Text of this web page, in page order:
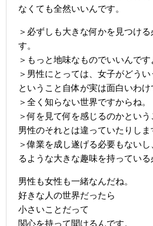
なくても全然いいんです。
＞必ずしも大きな何かを見つけ
す。
＞もっと地味なものでいいんです
＞男性にとっては、女子がどう
ということ自体が実は面白いわけ
＞全く知らない世界ですからね。
＞何を見て何を感じるのかという
男性のそれとは違っていたりしま
＞偉業を成し遂げる必要もない
るような大きな趣味を持っている
男性も女性も一緒なんだね。
好きな人の世界だったら
小さいことだって
関心を持って聞けるんです。